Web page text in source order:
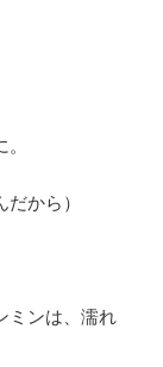
から）
ミンは、濡れ